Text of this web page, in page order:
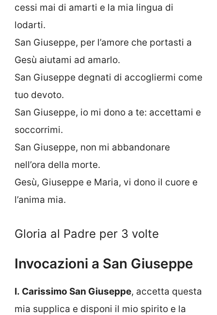
cessi mai di amarti e la mia lingua di
lodarti.
San Giuseppe, per l’amore che portasti a
Gesù aiutami ad amarlo.
San Giuseppe degnati di accogliermi come
tuo devoto.
San Giuseppe, io mi dono a te: accettami e
soccorrimi.
San Giuseppe, non mi abbandonare
nell’ora della morte.
Gesù, Giuseppe e Maria, vi dono il cuore e
l’anima mia.
Gloria al Padre per 3 volte
Invocazioni a San Giuseppe
I. Carissimo San Giuseppe, accetta questa
mia supplica e disponi il mio spirito e la